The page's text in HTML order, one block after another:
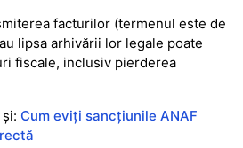
facturilor (termenul este de
lipsa arhivării lor legale poate
fiscale, inclusiv pierderea
Cum eviți sancțiunile ANAF